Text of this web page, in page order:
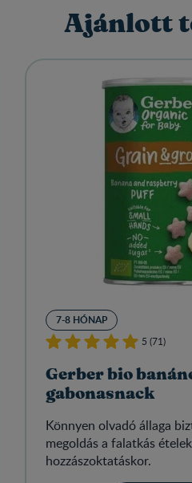
Ajánlott
7-8 HÓNAP
5 (71)
Gerber bio
gabonasnack
Könnyen olvadó állaga
megoldás a falatkás
hozzászoktatáskor.